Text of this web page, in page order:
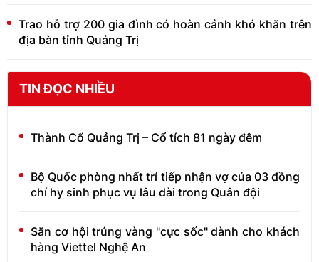
Trao hỗ trợ 200 gia đình có hoàn cảnh khó khăn trên
địa bàn tỉnh Quảng Trị
TIN ĐỌC NHIỀU
Thành Cổ Quảng Trị – Cổ tích 81 ngày đêm
Bộ Quốc phòng nhất trí tiếp nhận vợ của 03 đồng
chí hy sinh phục vụ lâu dài trong Quân đội
Săn cơ hội trúng vàng "cực sốc" dành cho khách
hàng Viettel Nghệ An